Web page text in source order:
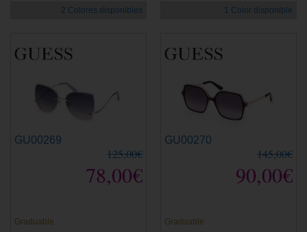
2 Colores disponibles
1 Color disponible
GU00269
125,00€
78,00€
Graduable
GU00270
145,00€
90,00€
Graduable